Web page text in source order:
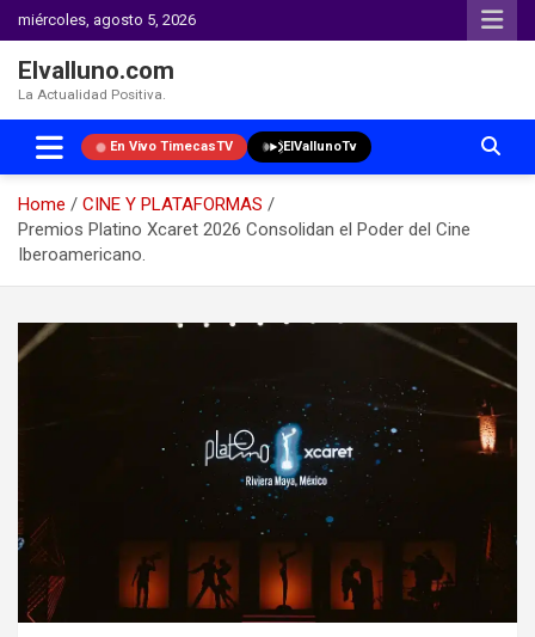
miércoles, agosto 5, 2026
Elvalluno.com
La Actualidad Positiva.
En Vivo TimecasTV ElVallunoTv
Home
CINE Y PLATAFORMAS
Premios Platino Xcaret 2026 Consolidan el Poder del Cine
Iberoamericano.
content